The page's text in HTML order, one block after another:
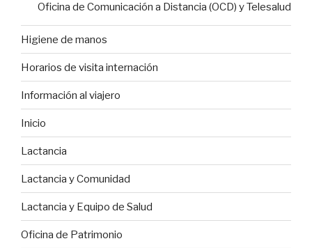
Oficina de Comunicación a Distancia (OCD) y Telesalud
Higiene de manos
Horarios de visita internación
Información al viajero
Inicio
Lactancia
Lactancia y Comunidad
Lactancia y Equipo de Salud
Oficina de Patrimonio